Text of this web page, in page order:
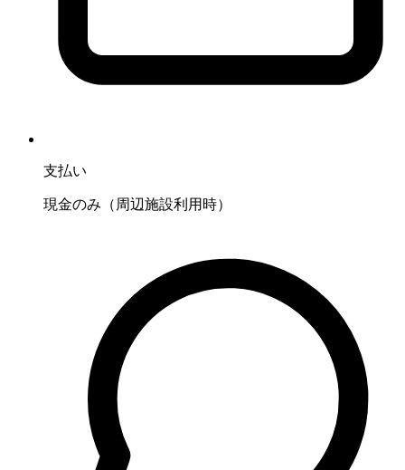
支払い
現金のみ（周辺施設利用時）